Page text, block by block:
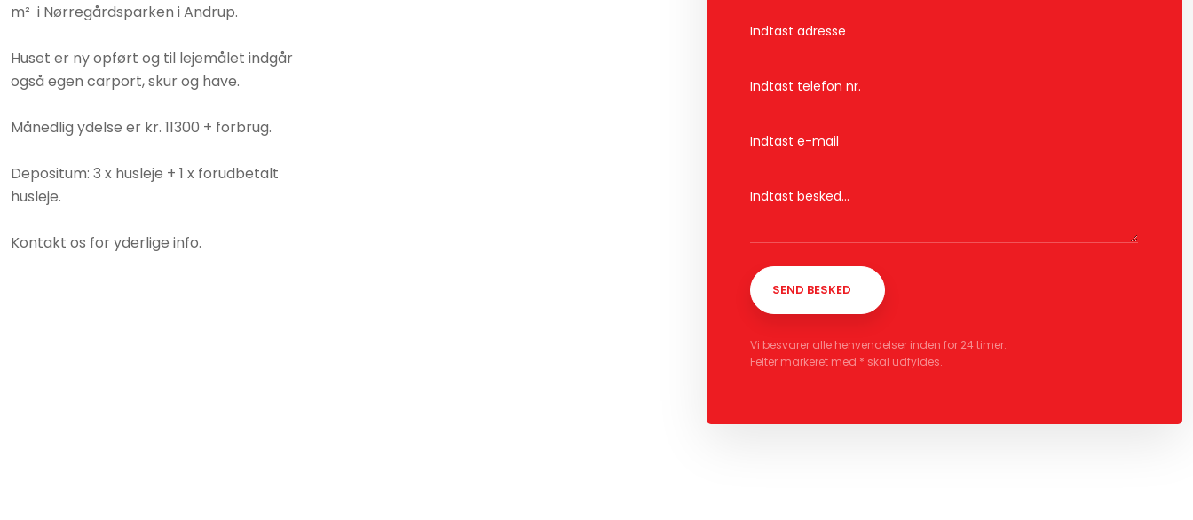
m² i Nørregårdsparken i Andrup.
Huset er ny opført og til lejemålet indgår
også egen carport, skur og have.
Månedlig ydelse er kr. 11300 + forbrug.
Depositum: 3 x husleje + 1 x forudbetalt
husleje.
Kontakt os for yderlige info.
Vi besvarer alle henvendelser inden for 24 timer.
Felter markeret med * skal udfyldes.​